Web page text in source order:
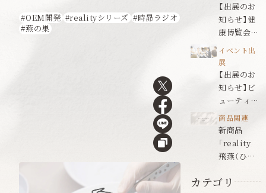
OEM開発 realityシリーズ
時昴ラジオ
燕の巣
【出展のお
知らせ】健
康博覧会
2026
イベント出
展
【出展のお
知らせ】ビ
ューティワ
ールドジャ
パン福岡
商品関連
新商品
「reality
飛燕（ひえ
お知らせ
カテゴリ